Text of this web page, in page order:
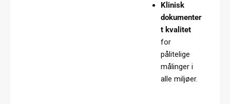
Klinisk
dokumenter
t kvalitet
for
pålitelige
målinger i
alle miljøer.